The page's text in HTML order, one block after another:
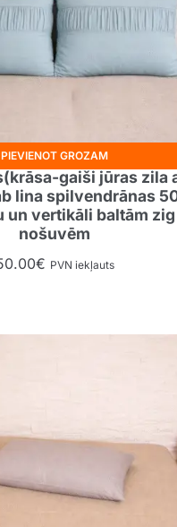
gaiši jūras zila
lina spilvendrānas
un vertikāli baltām zig
nošuvēm
€ PVN iekļauts
PIEVIENOT GROZAM